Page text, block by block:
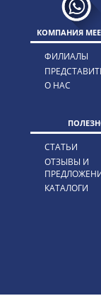
КОМПАНИЯ
ФИЛИАЛЫ
О НАС
СТАТЬИ
ОТЗЫВЫ И
КАТАЛОГИ